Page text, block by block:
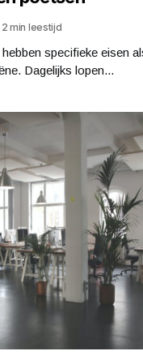
2 min leestijd
specifieke eisen
Dagelijks lopen...